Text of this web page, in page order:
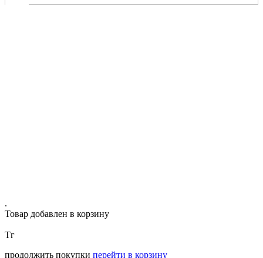
.
Товар добавлен в корзину
Тг
продолжить покупки перейти в корзину